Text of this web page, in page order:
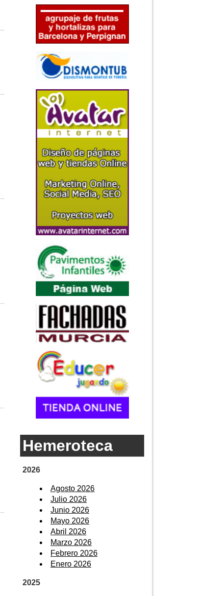
Hemeroteca
2026
Agosto 2026
Julio 2026
Junio 2026
Mayo 2026
Abril 2026
Marzo 2026
Febrero 2026
Enero 2026
2025